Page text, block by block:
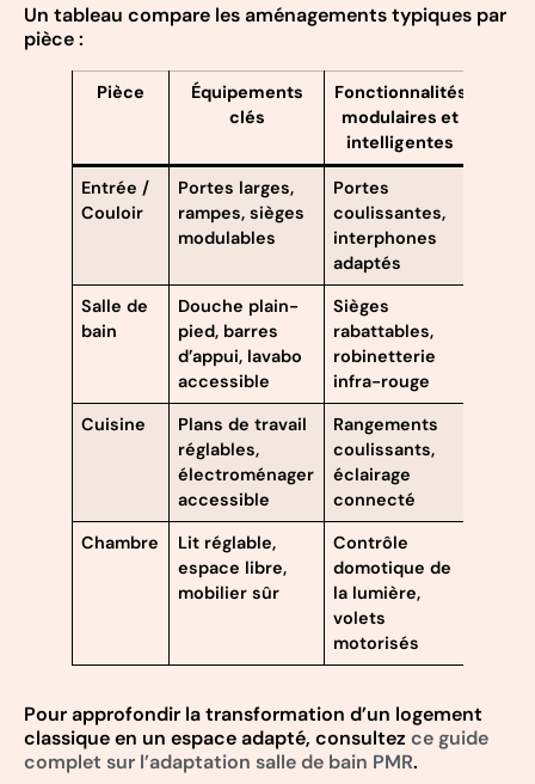
Un tableau compare les aménagements typiques par
pièce :
Pièce
Équipements
clés
Fonctionnalités
modulaires et
intelligentes
Entrée /
Couloir
Portes larges,
rampes, sièges
modulables
Portes
coulissantes,
interphones
adaptés
Salle de
bain
Douche plain-
pied, barres
d’appui, lavabo
accessible
Sièges
rabattables,
robinetterie
infra-rouge
Cuisine
Plans de travail
réglables,
électroménager
accessible
Rangements
coulissants,
éclairage
connecté
Chambre
Lit réglable,
espace libre,
mobilier sûr
Contrôle
domotique de
la lumière,
volets
motorisés
Pour approfondir la transformation d’un logement
classique en un espace adapté, consultez ce guide
complet sur l’adaptation salle de bain PMR.